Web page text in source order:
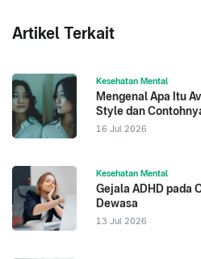
Artikel Terkait
Kesehatan Mental
Mengenal Apa Itu
Style dan
16 Jul 2026
Kesehatan Mental
Gejala ADHD pada
Dewasa
13 Jul 2026